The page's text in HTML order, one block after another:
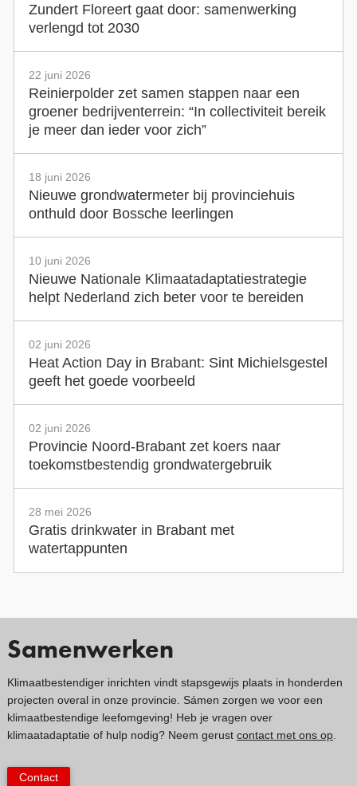
Zundert Floreert gaat door: samenwerking
verlengd tot 2030
22 juni 2026
Reinierpolder zet samen stappen naar een
groener bedrijventerrein: “In collectiviteit bereik
je meer dan ieder voor zich”
18 juni 2026
Nieuwe grondwatermeter bij provinciehuis
onthuld door Bossche leerlingen
10 juni 2026
Nieuwe Nationale Klimaatadaptatiestrategie
helpt Nederland zich beter voor te bereiden
02 juni 2026
Heat Action Day in Brabant: Sint Michielsgestel
geeft het goede voorbeeld
02 juni 2026
Provincie Noord-Brabant zet koers naar
toekomstbestendig grondwatergebruik
28 mei 2026
Gratis drinkwater in Brabant met
watertappunten
Samenwerken
Klimaatbestendiger inrichten vindt stapsgewijs plaats in honderden
projecten overal in onze provincie. Sámen zorgen we voor een
klimaatbestendige leefomgeving! Heb je vragen over
klimaatadaptatie of hulp nodig? Neem gerust contact met ons op.
Contact